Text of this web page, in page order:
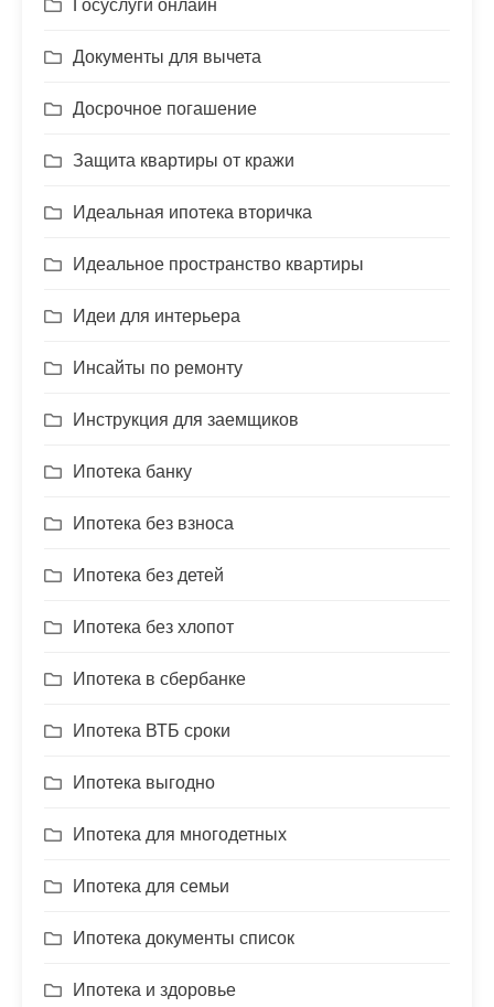
Документы для вычета
Досрочное погашение
Защита квартиры от кражи
Идеальная ипотека вторичка
Идеальное пространство квартиры
Идеи для интерьера
Инсайты по ремонту
Инструкция для заемщиков
Ипотека банку
Ипотека без взноса
Ипотека без детей
Ипотека без хлопот
Ипотека в сбербанке
Ипотека ВТБ сроки
Ипотека выгодно
Ипотека для многодетных
Ипотека для семьи
Ипотека документы список
Ипотека и здоровье